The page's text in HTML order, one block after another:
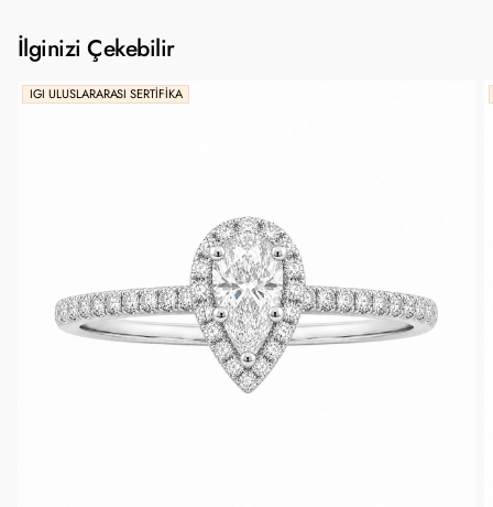
İlginizi Çekebilir
IGI ULUSLARARASI SERTIFIKA